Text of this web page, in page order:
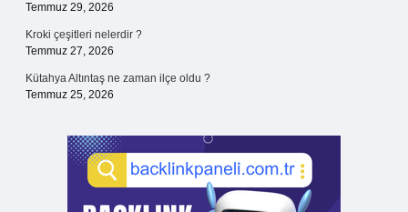
Temmuz 29, 2026
Kroki çeşitleri nelerdir ?
Temmuz 27, 2026
Kütahya Altıntaş ne zaman ilçe oldu ?
Temmuz 25, 2026